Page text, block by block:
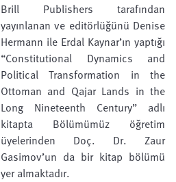
Brill Publishers tarafından
yayınlanan ve editörlüğünü Denise
Hermann ile Erdal Kaynar’ın yaptığı
“Constitutional Dynamics and
Political Transformation in the
Ottoman and Qajar Lands in the
Long Nineteenth Century” adlı
kitapta Bölümümüz öğretim
üyelerinden Doç. Dr. Zaur
Gasimov’un da bir kitap bölümü
yer almaktadır.